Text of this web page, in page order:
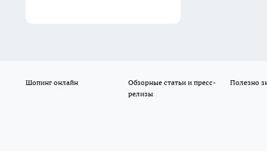
Шопинг онлайн
Обзорные статьи и пресс-
релизы
Полезно